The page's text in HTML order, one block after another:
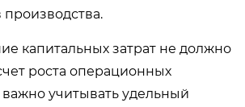
производства.
капитальных затрат не должно
роста операционных
важно учитывать удельный